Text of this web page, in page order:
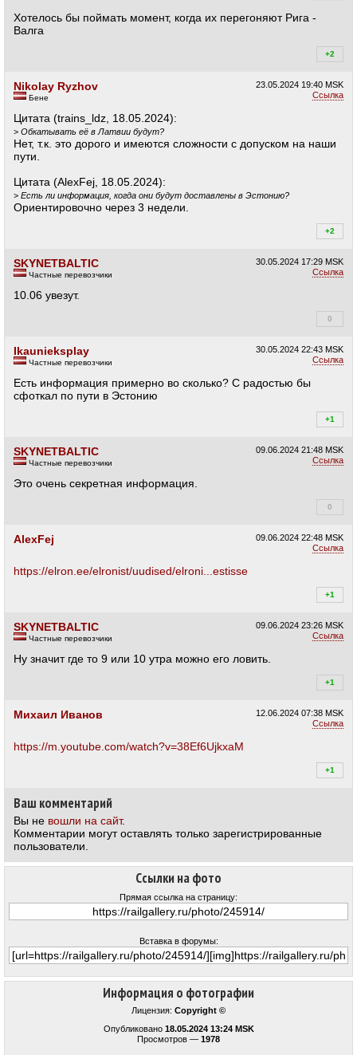
Информация о фотографии
Лицензия: Copyright ©
Опубликовано 18.05.2024 13:24 MSK
Просмотров — 1978
Ссылки на фото
Прямая ссылка на страницу:
Вставка в форумы:
Хотелось бы поймать момент, когда их перегоняют Рига -
Валга
+2
23.05.2024 19:40 MSK
Ссылка
Nikolay Ryzhov
Бене
Цитата (trains_ldz, 18.05.2024):
> Обкатывать её в Латвии будут?
Нет, т.к. это дорого и имеются сложности с допуском на наши
пути.
Цитата (AlexFej, 18.05.2024):
> Есть ли информация, когда они будут доставлены в Эстонию?
Ориентировочно через 3 недели.
+2
30.05.2024 17:29 MSK
Ссылка
SKYNETBALTIC
Частные перевозчики
10.06 увезут.
0
30.05.2024 22:43 MSK
Ссылка
Ikaunieksplay
Частные перевозчики
Есть информация примерно во сколько? С радостью бы
сфоткал по пути в Эстонию
+1
09.06.2024 21:48 MSK
Ссылка
SKYNETBALTIC
Частные перевозчики
Это очень секретная информация.
0
09.06.2024 22:48 MSK
Ссылка
AlexFej
https://elron.ee/elronist/uudised/elroni...estisse
+1
09.06.2024 23:26 MSK
Ссылка
SKYNETBALTIC
Частные перевозчики
Ну значит где то 9 или 10 утра можно его ловить.
+1
12.06.2024 07:38 MSK
Ссылка
Михаил Иванов
https://m.youtube.com/watch?v=38Ef6UjkxaM
+1
Ваш комментарий
Вы не вошли на сайт.
Комментарии могут оставлять только зарегистрированные
пользователи.